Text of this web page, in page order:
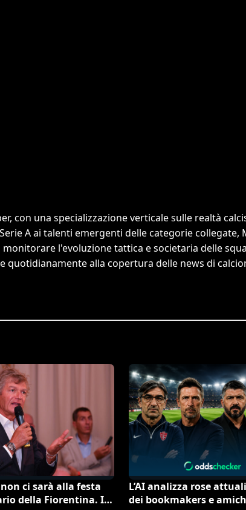
con una specializzazione verticale sulle realtà
A ai talenti emergenti delle categorie collegate,
l'evoluzione tattica e societaria delle
alla copertura delle news di
ci sarà alla festa
della Fiorentina. Il
L’AI analizza rose
dei bookmakers e